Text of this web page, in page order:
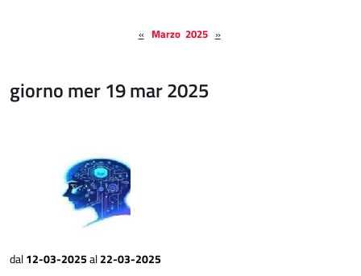
« Marzo 2025 »
giorno mer 19 mar 2025
dal 12-03-2025 al22-03-2025